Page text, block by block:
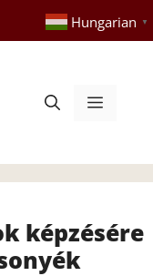
Hungarian ▼
Menü
képzésére